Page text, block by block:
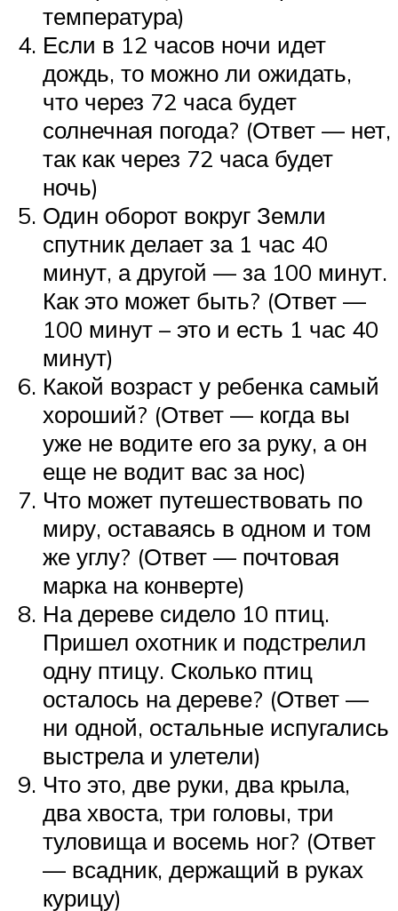
температура)
Если в 12 часов ночи идет
дождь, то можно ли ожидать,
что через 72 часа будет
солнечная погода? (Ответ — нет,
так как через 72 часа будет
ночь)
Один оборот вокруг Земли
спутник делает за 1 час 40
минут, а другой — за 100 минут.
Как это может быть? (Ответ —
100 минут – это и есть 1 час 40
минут)
Какой возраст у ребенка самый
хороший? (Ответ — когда вы
уже не водите его за руку, а он
еще не водит вас за нос)
Что может путешествовать по
миру, оставаясь в одном и том
же углу? (Ответ — почтовая
марка на конверте)
На дереве сидело 10 птиц.
Пришел охотник и подстрелил
одну птицу. Сколько птиц
осталось на дереве? (Ответ —
ни одной, остальные испугались
выстрела и улетели)
Что это, две руки, два крыла,
два хвоста, три головы, три
туловища и восемь ног? (Ответ
— всадник, держащий в руках
курицу)